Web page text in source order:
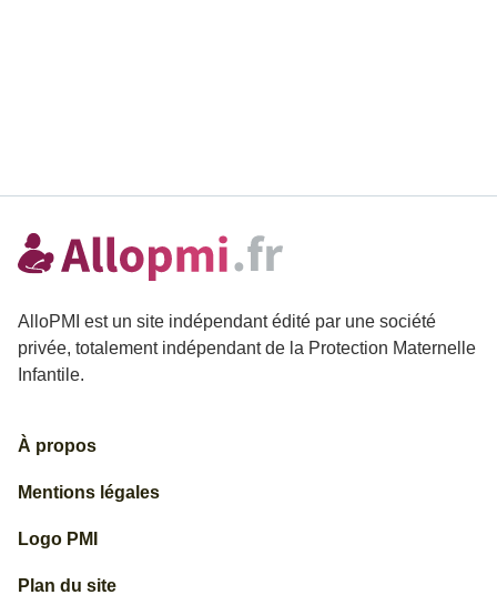
AlloPMI est un site indépendant édité par une société
privée, totalement indépendant de la Protection Maternelle
Infantile.
À propos
Mentions légales
Logo PMI
Plan du site